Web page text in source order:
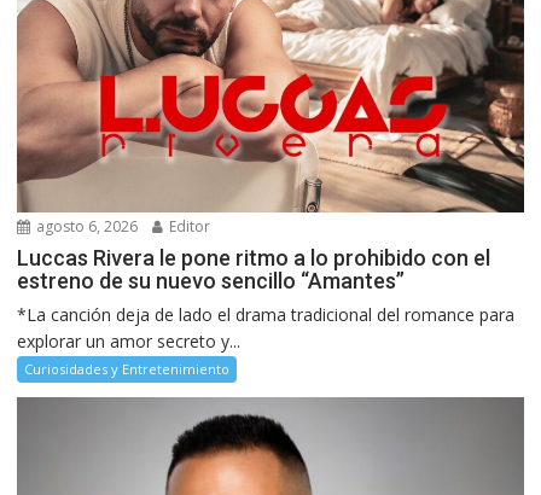
agosto 6, 2026 Editor
Luccas Rivera le pone ritmo a lo prohibido con el
estreno de su nuevo sencillo “Amantes”
*La canción deja de lado el drama tradicional del romance para
explorar un amor secreto y...
Curiosidades y Entretenimiento